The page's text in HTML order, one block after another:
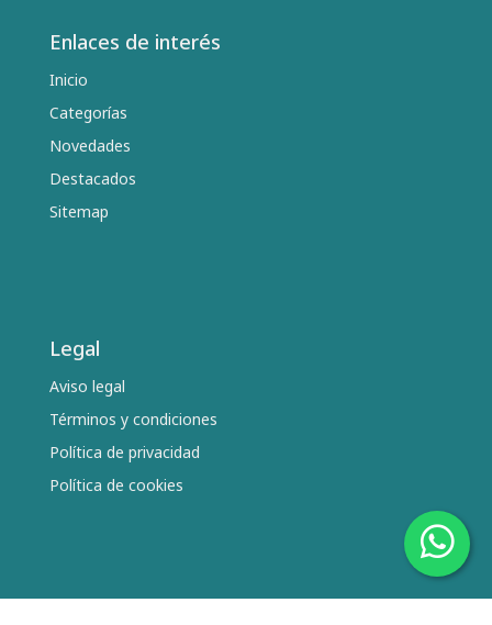
Enlaces de interés
Inicio
Categorías
Novedades
Destacados
Sitemap
Legal
Aviso legal
Términos y condiciones
Política de privacidad
Política de cookies